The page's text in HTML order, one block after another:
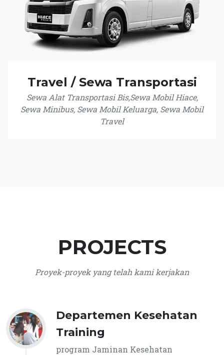
Travel / Sewa Transportasi
Sewa Alat Transportasi Bis,Sewa Mobil Hiace,
Sewa Minibus, Sewa Mobil Keluarga, Sewa Mobil
Travel
PROJECTS
Proyek-proyek yang telah kami kerjakan
Departemen Kesehatan
Training
program Jaminan Kesehatan